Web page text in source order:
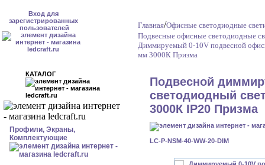
Вход для
зарегистрированных
пользователей
КАТАЛОГ
Профили, Экраны,
Комплектующие
Главная/Офисные светодиодные
Подвесные офисные светодиодные
Диммируемый 0-10V подвесной
мм 3000К Призма
Подвесной
светодиодный
3000К IP20 Призма
LC-P-NSM-40-WW-20-DIM